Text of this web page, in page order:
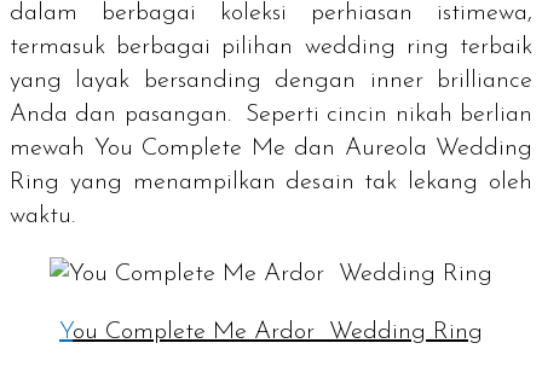
dalam berbagai koleksi perhiasan istimewa,
termasuk berbagai pilihan wedding ring terbaik
yang layak bersanding dengan inner brilliance
Anda dan pasangan. Seperti cincin nikah berlian
mewah You Complete Me dan Aureola Wedding
Ring yang menampilkan desain tak lekang oleh
waktu.
You Complete Me Ardor Wedding Ring